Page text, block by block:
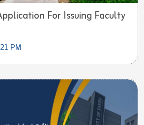
For Issuing Faculty
PM